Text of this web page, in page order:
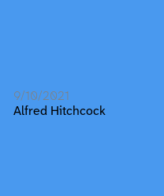
9/10/2021
Alfred Hitchcock